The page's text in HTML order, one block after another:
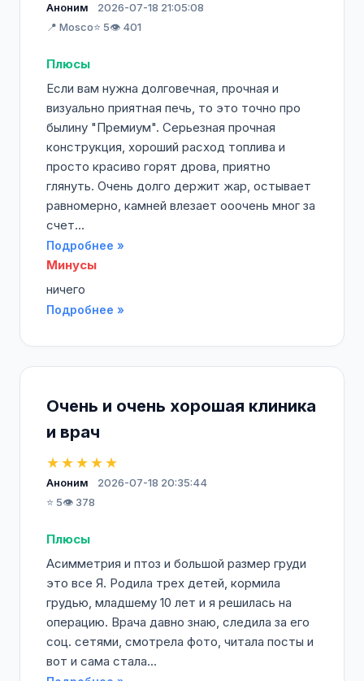
Аноним
2026-07-18 21:05:08
📍 Mosco⭐ 5👁️ 401
Плюсы
Если вам нужна долговечная, прочная и
визуально приятная печь, то это точно про
былину "Премиум". Серьезная прочная
конструкция, хороший расход топлива и
просто красиво горят дрова, приятно
глянуть. Очень долго держит жар, остывает
равномерно, камней влезает ооочень мног за
счет...
Подробнее »
Минусы
ничего
Подробнее »
Очень и очень хорошая клиника
и врач
★★★★★
Аноним
2026-07-18 20:35:44
⭐ 5👁️ 378
Плюсы
Асимметрия и птоз и большой размер груди
это все Я. Родила трех детей, кормила
грудью, младшему 10 лет и я решилась на
операцию. Врача давно знаю, следила за его
соц. сетями, смотрела фото, читала посты и
вот и сама стала...